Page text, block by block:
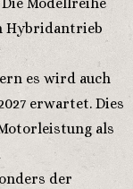
Hybridantrieb
es wird auch
erwartet. Dies
als
der